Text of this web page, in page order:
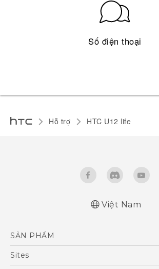
Số điện thoại
Hỗ trợ HTC U12 life‎
Việt Nam
SẢN PHẨM
5G
Sites